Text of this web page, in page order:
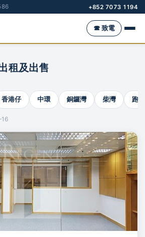
+852 7073 1194
☎ 致電
租及出售
香港仔 中環 銅鑼灣 柴灣 跑